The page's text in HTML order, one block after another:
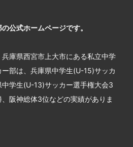
公式ホームページです。
庫県西宮市上大市にある私立中学
部は、兵庫県中学生(U-15)サッカ
学生(U-13)サッカー選手権大会3
阪神総体3位などの実績がありま